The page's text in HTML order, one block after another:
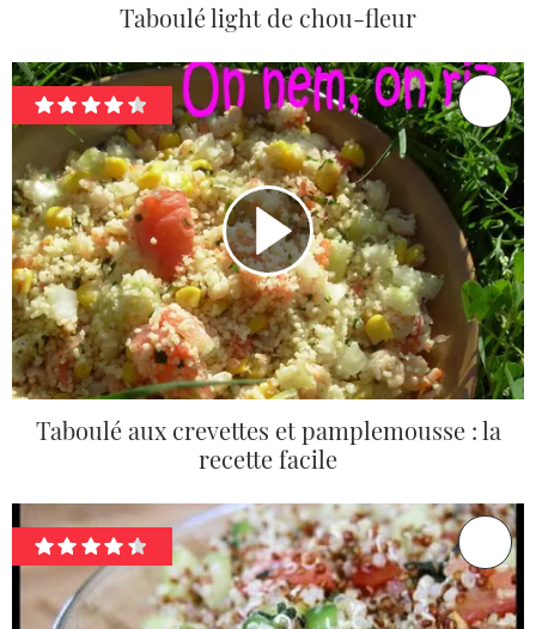
Taboulé light de chou-fleur
Taboulé aux crevettes et pamplemousse : la
recette facile